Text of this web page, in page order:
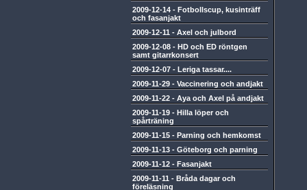
2009-12-14 - Fotbollscup, kusinträff
och fasanjakt
2009-12-11 - Axel och julbord
2009-12-08 - HD och ED röntgen
samt gitarrkonsert
2009-12-07 - Leriga tassar....
2009-11-29 - Vaccinering och andjakt
2009-11-22 - Aya och Axel på andjakt
2009-11-19 - Hilla löper och
spårträning
2009-11-15 - Parning och hemkomst
2009-11-13 - Göteborg och parning
2009-11-12 - Fasanjakt
2009-11-11 - Bråda dagar och
föreläsning